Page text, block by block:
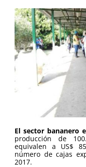
El sector bananero
producción de
equivalen a US$
número de cajas
2017.